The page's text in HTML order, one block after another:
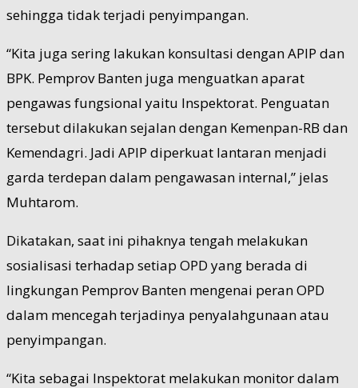
sehingga tidak terjadi penyimpangan.
“Kita juga sering lakukan konsultasi dengan APIP dan
BPK. Pemprov Banten juga menguatkan aparat
pengawas fungsional yaitu Inspektorat. Penguatan
tersebut dilakukan sejalan dengan Kemenpan-RB dan
Kemendagri. Jadi APIP diperkuat lantaran menjadi
garda terdepan dalam pengawasan internal,” jelas
Muhtarom.
Dikatakan, saat ini pihaknya tengah melakukan
sosialisasi terhadap setiap OPD yang berada di
lingkungan Pemprov Banten mengenai peran OPD
dalam mencegah terjadinya penyalahgunaan atau
penyimpangan.
“Kita sebagai Inspektorat melakukan monitor dalam